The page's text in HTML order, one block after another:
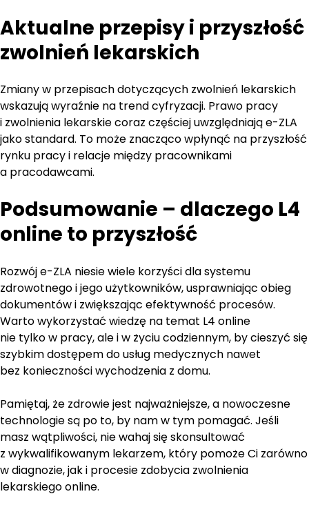
Aktualne przepisy i przyszłość
zwolnień lekarskich
Zmiany w przepisach dotyczących zwolnień lekarskich
wskazują wyraźnie na trend cyfryzacji. Prawo pracy
i zwolnienia lekarskie coraz częściej uwzględniają e-ZLA
jako standard. To może znacząco wpłynąć na przyszłość
rynku pracy i relacje między pracownikami
a pracodawcami.
Podsumowanie – dlaczego L4
online to przyszłość
Rozwój e-ZLA niesie wiele korzyści dla systemu
zdrowotnego i jego użytkowników, usprawniając obieg
dokumentów i zwiększając efektywność procesów.
Warto wykorzystać wiedzę na temat L4 online
nie tylko w pracy, ale i w życiu codziennym, by cieszyć się
szybkim dostępem do usług medycznych nawet
bez konieczności wychodzenia z domu.
Pamiętaj, że zdrowie jest najważniejsze, a nowoczesne
technologie są po to, by nam w tym pomagać. Jeśli
masz wątpliwości, nie wahaj się skonsultować
z wykwalifikowanym lekarzem, który pomoże Ci zarówno
w diagnozie, jak i procesie zdobycia zwolnienia
lekarskiego online.